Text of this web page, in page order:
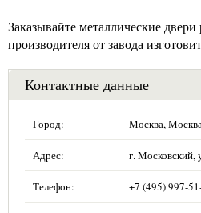
Заказывайте металлические двери
производителя от завода
Контактные данные
Город: Москва,
Адрес: г. Московский,
Телефон: +7 (495) 997-